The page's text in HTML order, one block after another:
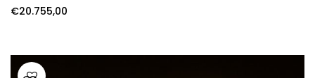
€20.755,00